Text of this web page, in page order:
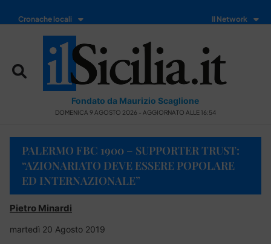
Cronache locali Il Network
Fondato da Maurizio Scaglione
DOMENICA 9 AGOSTO 2026 - AGGIORNATO ALLE 16:54
PALERMO FBC 1900 – SUPPORTER TRUST:
“AZIONARIATO DEVE ESSERE POPOLARE
ED INTERNAZIONALE”
Pietro Minardi
martedì 20 Agosto 2019